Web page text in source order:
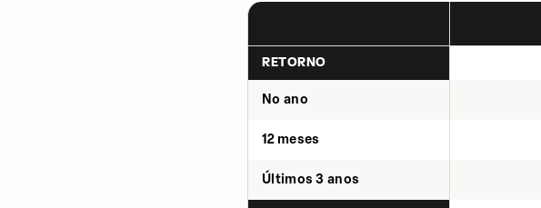
RETORNO
No ano
12 meses
Últimos 3 anos